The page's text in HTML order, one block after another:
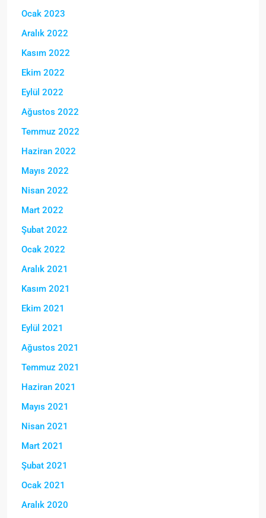
Ocak 2023
Aralık 2022
Kasım 2022
Ekim 2022
Eylül 2022
Ağustos 2022
Temmuz 2022
Haziran 2022
Mayıs 2022
Nisan 2022
Mart 2022
Şubat 2022
Ocak 2022
Aralık 2021
Kasım 2021
Ekim 2021
Eylül 2021
Ağustos 2021
Temmuz 2021
Haziran 2021
Mayıs 2021
Nisan 2021
Mart 2021
Şubat 2021
Ocak 2021
Aralık 2020